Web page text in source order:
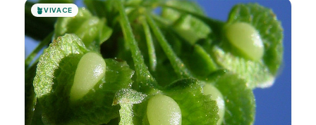
🪴VIVACE